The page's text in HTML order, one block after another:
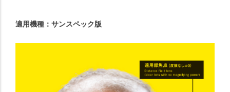
適用機種：サンスペック版